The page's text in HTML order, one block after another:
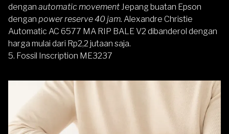
dengan automatic movementJepang buatan Epson
dengan power reserve 40 jam. Alexandre Christie
Automatic AC 6577 MA RIP BALE V2 dibanderol dengan
harga mulai dari Rp2,2 jutaan saja.
5. Fossil Inscription ME3237